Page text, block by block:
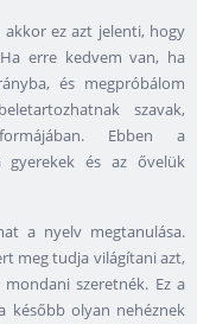
ez azt jelenti, hogy
erre kedvem van, ha
és megpróbálom
szavak,
Ebben a
gyerekek és az ővelük
a nyelv megtanulása.
meg tudja világítani azt,
szeretnék. Ez a
később olyan nehéznek